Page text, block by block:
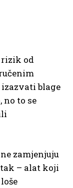
rizik od
blage
no to se
zamjenjuju
– alat koji